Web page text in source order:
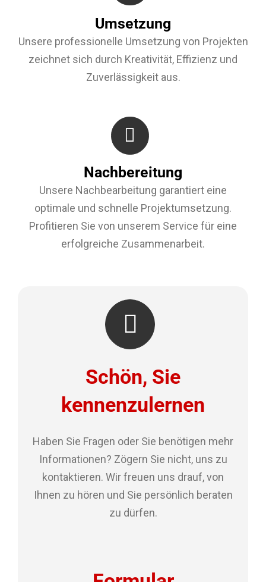
Umsetzung
Unsere professionelle Umsetzung von Projekten
zeichnet sich durch Kreativität, Effizienz und
Zuverlässigkeit aus.
Nachbereitung
Unsere Nachbearbeitung garantiert eine
optimale und schnelle Projektumsetzung.
Profitieren Sie von unserem Service für eine
erfolgreiche Zusammenarbeit.
Schön, Sie
kennenzulernen
Haben Sie Fragen oder Sie benötigen mehr
Informationen? Zögern Sie nicht, uns zu
kontaktieren. Wir freuen uns drauf, von
Ihnen zu hören und Sie persönlich beraten
zu dürfen.